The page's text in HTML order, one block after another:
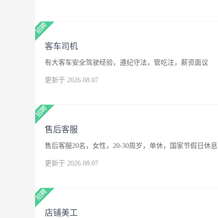
客车司机
有大客车安全驾驶经验，遵纪守法，管吃注，薪资面议
更新于 2026.08.07
售后客服
售后客服20名，女性，20-30周岁，单休，国家节假日休息
更新于 2026.08.07
店铺美工